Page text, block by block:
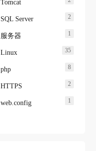
Tomcat
SQL Server 2
服务器 1
Linux 35
php 8
HTTPS 2
web.config 1